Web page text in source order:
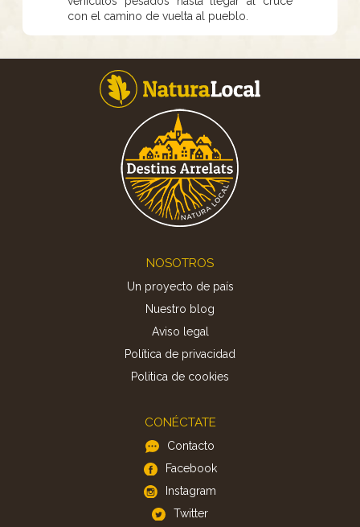
con el camino de vuelta al pueblo.
NOSOTROS
Un proyecto de país
Nuestro blog
Aviso legal
Política de privacidad
Politica de cookies
CONÉCTATE
Contacto
Facebook
Instagram
Twitter